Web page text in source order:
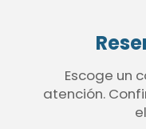
Escoge un
atención.